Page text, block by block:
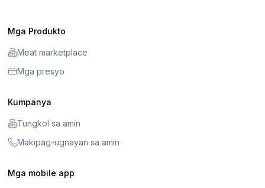
Mga Produkto
Meat marketplace
Mga presyo
Kumpanya
Tungkol sa amin
Makipag-ugnayan sa amin
Mga mobile app